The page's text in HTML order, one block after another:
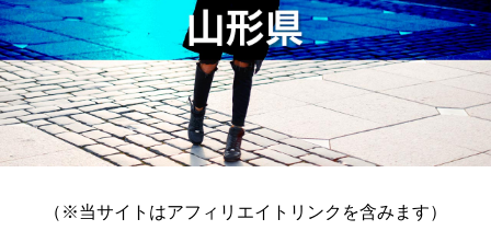
（※当サイトはアフィリエイトリンクを含みます）